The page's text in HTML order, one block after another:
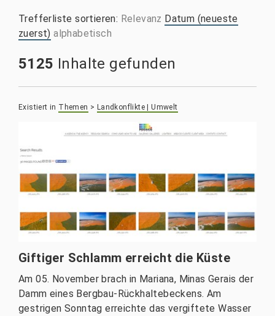
Trefferliste sortieren: Relevanz Datum (neueste
zuerst) alphabetisch
5125 Inhalte gefunden
Existiert in Themen > Landkonflikte | Umwelt
Giftiger Schlamm erreicht die Küste
Am 05. November brach in Mariana, Minas Gerais der
Damm eines Bergbau-Rückhaltebeckens. Am
gestrigen Sonntag erreichte das vergiftete Wasser